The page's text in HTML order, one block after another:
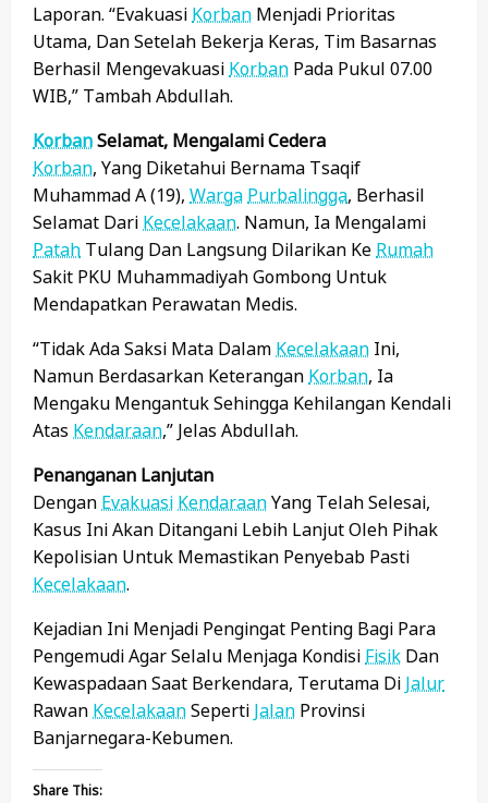
Laporan. “Evakuasi Korban Menjadi Prioritas
Utama, Dan Setelah Bekerja Keras, Tim Basarnas
Berhasil Mengevakuasi Korban Pada Pukul 07.00
WIB,” Tambah Abdullah.
KorbanSelamat, Mengalami Cedera
Korban, Yang Diketahui Bernama Tsaqif
Muhammad A (19), Warga Purbalingga, Berhasil
Selamat Dari Kecelakaan. Namun, Ia Mengalami
Patah Tulang Dan Langsung Dilarikan Ke Rumah
Sakit PKU Muhammadiyah Gombong Untuk
Mendapatkan Perawatan Medis.
“Tidak Ada Saksi Mata Dalam Kecelakaan Ini,
Namun Berdasarkan Keterangan Korban, Ia
Mengaku Mengantuk Sehingga Kehilangan Kendali
Atas Kendaraan,” Jelas Abdullah.
Penanganan Lanjutan
Dengan Evakuasi KendaraanYang Telah Selesai,
Kasus Ini Akan Ditangani Lebih Lanjut Oleh Pihak
Kepolisian Untuk Memastikan Penyebab Pasti
Kecelakaan.
Kejadian Ini Menjadi Pengingat Penting Bagi Para
Pengemudi Agar Selalu Menjaga Kondisi Fisik Dan
Kewaspadaan Saat Berkendara, Terutama Di Jalur
Rawan KecelakaanSeperti Jalan Provinsi
Banjarnegara-Kebumen.
Share This: